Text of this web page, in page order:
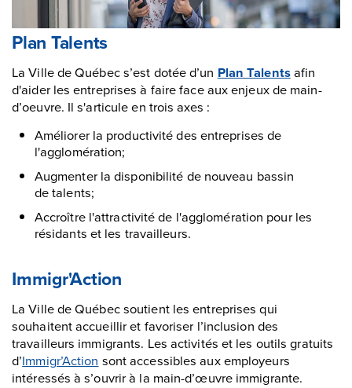
Plan Talents
La Ville de Québec s’est dotée d’un Plan Talentsafin
d'aider les entreprises à faire face aux enjeux de main-
d’oeuvre. Il s'articule en trois axes :
Améliorer la productivité des entreprises de
l'agglomération;
Augmenter la disponibilité de nouveau bassin
de talents;
Accroître l'attractivité de l'agglomération pour les
résidants et les travailleurs.
Immigr'Action
La Ville de Québec soutient les entreprises qui
souhaitent accueillir et favoriser l’inclusion des
travailleurs immigrants. Les activités et les outils gratuits
d’Immigr’Action sont accessibles aux employeurs
intéressés à s’ouvrir à la main-d’œuvre immigrante.